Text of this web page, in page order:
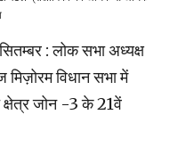
: लोक सभा अध्यक्ष
विधान सभा में
जोन -3 के 21वें